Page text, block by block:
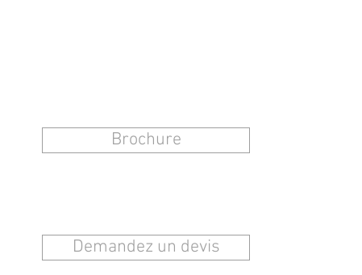
Brochure
Demandez un devis